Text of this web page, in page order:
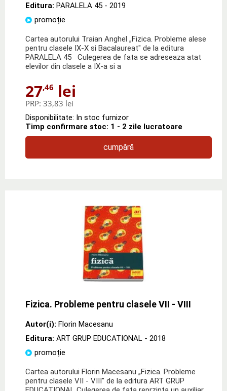
Editura: PARALELA 45 - 2019
promoție
Cartea autorului Traian Anghel „Fizica. Probleme alese
pentru clasele IX-X si Bacalaureat" de la editura
PARALELA 45 Culegerea de fata se adreseaza atat
elevilor din clasele a IX-a si a
27,46 lei
PRP: 33,83 lei
Disponibilitate: In stoc furnizor
Timp confirmare stoc: 1 - 2 zile lucratoare
cumpără
Fizica. Probleme pentru clasele VII - VIII
Autor(i): Florin Macesanu
Editura: ART GRUP EDUCATIONAL - 2018
promoție
Cartea autorului Florin Macesanu „Fizica. Probleme
pentru clasele VII - VIII" de la editura ART GRUP